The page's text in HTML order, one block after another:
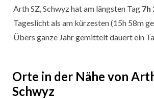
Arth SZ, Schwyz hat am längsten Tag 7h
Tageslicht als am kürzesten (15h 58m
Übers ganze Jahr gemittelt dauert ein
Orte in der Nähe von
Schwyz